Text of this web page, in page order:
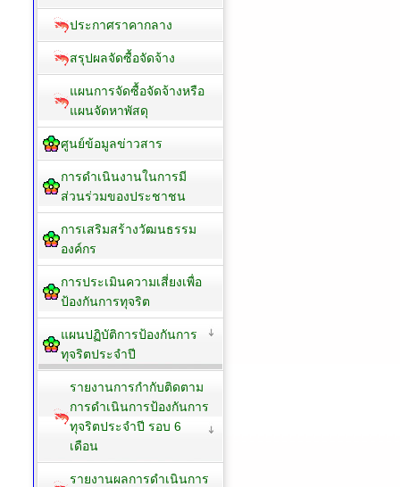
ประกาศราคากลาง
สรุปผลจัดซื้อจัดจ้าง
แผนการจัดซื้อจัดจ้างหรือ
แผนจัดหาพัสดุ
ศูนย์ข้อมูลข่าวสาร
การดำเนินงานในการมี
ส่วนร่วมของประชาชน
การเสริมสร้างวัฒนธรรม
องค์กร
การประเมินความเสี่ยงเพื่อ
ป้องกันการทุจริต
แผนปฏิบัติการป้องกันการ
ทุจริตประจำปี
รายงานการกำกับติดตาม
การดำเนินการป้องกันการ
ทุจริตประจำปี รอบ 6
เดือน
รายงานผลการดำเนินการ